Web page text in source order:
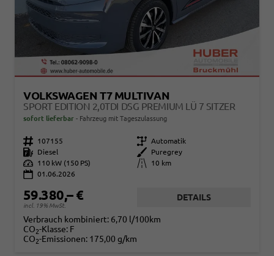
VOLKSWAGEN T7 MULTIVAN
SPORT EDITION 2,0TDI DSG PREMIUM LÜ 7 SITZER
sofort lieferbar Fahrzeug mit Tageszulassung
Fahrzeugnr. 107155 Getriebe Automatik
Kraftstoff
Diesel Außenfarbe
Puregrey
Leistung
110 kW (150 PS) Kilometerstand
10 km
01.06.2026
59.380,– €
incl. 19% MwSt.
DETAILS
Verbrauch kombiniert: 6,70 l/100km
CO2-Klasse: F
CO2-Emissionen: 175,00 g/km